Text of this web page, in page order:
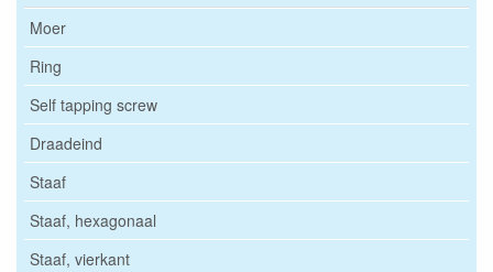
Moer
Ring
Self tapping screw
Draadeind
Staaf
Staaf, hexagonaal
Staaf, vierkant